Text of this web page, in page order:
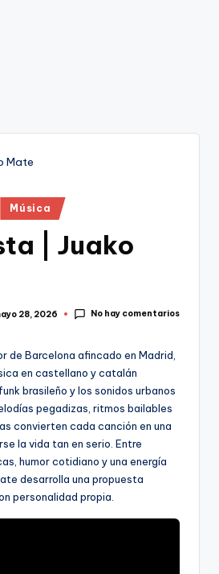
Música
| Juako
28, 2026 No hay comentarios
de Barcelona afincado en Madrid,
en castellano y catalán
brasileño y los sonidos urbanos
pegadizas, ritmos bailables
convierten cada canción en una
la vida tan en serio. Entre
humor cotidiano y una energía
desarrolla una propuesta
personalidad propia.